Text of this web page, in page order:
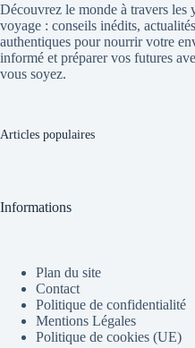
Découvrez le monde à travers les
voyage : conseils inédits,
authentiques pour nourrir votre
informé et préparer vos futures
vous soyez.
Articles populaires
Informations
Plan du site
Contact
Politique de confidentialité
Mentions Légales
Politique de cookies (UE)